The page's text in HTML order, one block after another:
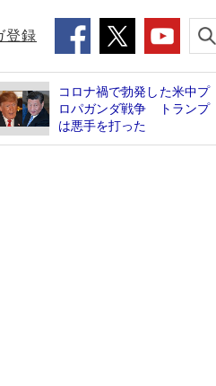
登録
コロナ禍で勃発した米中プ
ロパガンダ戦争 トランプ
は悪手を打った